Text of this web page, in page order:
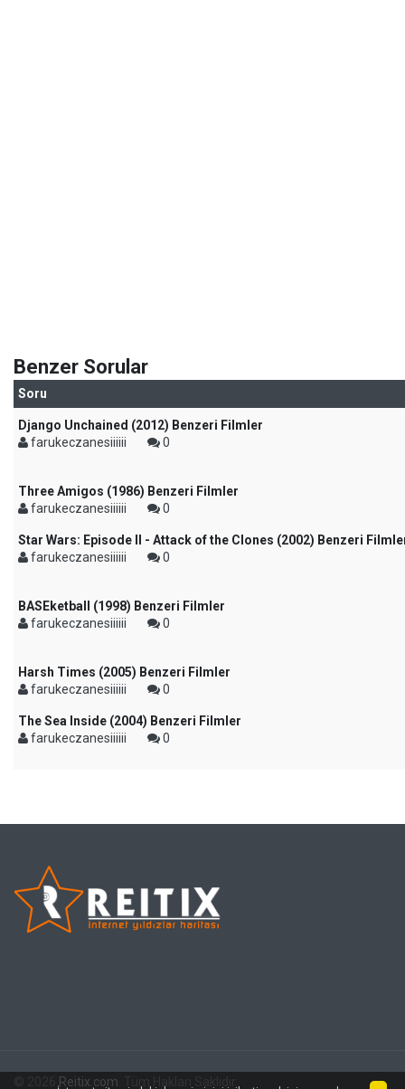
Benzer Sorular
Soru
Django Unchained (2012) Benzeri Filmler
farukeczanesiiiiii
0
Three Amigos (1986) Benzeri Filmler
farukeczanesiiiiii
0
Star Wars: Episode II - Attack of the Clones (2002) Benzeri
farukeczanesiiiiii
0
BASEketball (1998) Benzeri Filmler
farukeczanesiiiiii
0
Harsh Times (2005) Benzeri Filmler
farukeczanesiiiiii
0
The Sea Inside (2004) Benzeri Filmler
farukeczanesiiiiii
0
Reitix.com